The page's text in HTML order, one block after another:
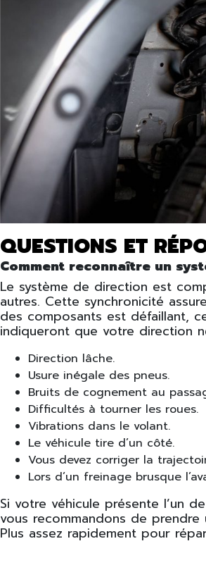
QUESTIONS ET
Comment reconnaître un
Le système de direction est
autres. Cette synchronicité
des composants est défaillant,
indiqueront que votre direction
Direction lâche.
Usure inégale des pneus.
Bruits de cognement au
Difficultés à tourner les roues.
Vibrations dans le volant.
Le véhicule tire d’un côté.
Vous devez corriger la
Lors d’un freinage brusque
Si votre véhicule présente l’un
vous recommandons de
Plus assez rapidement pour